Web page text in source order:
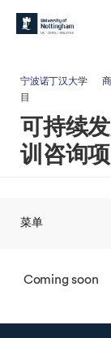
宁波诺丁汉大学
目
可持续
训咨询项
菜单
Coming soon